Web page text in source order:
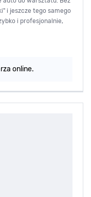
i jeszcze tego samego
i profesjonalnie,
online.